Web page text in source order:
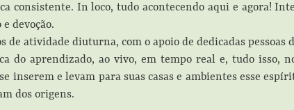
consistente. In loco, tudo acontecendo aqui e agora!
devoção.
de atividade diuturna, com o apoio de dedicadas
do aprendizado, ao vivo, em tempo real e, tudo isso,
inserem e levam para suas casas e ambientes esse
dos origens.